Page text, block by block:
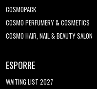
COSMOPACK
COSMO PERFUMERY & COSMETICS
COSMO HAIR, NAIL & BEAUTY SALON
ESPORRE
WAITING LIST 2027